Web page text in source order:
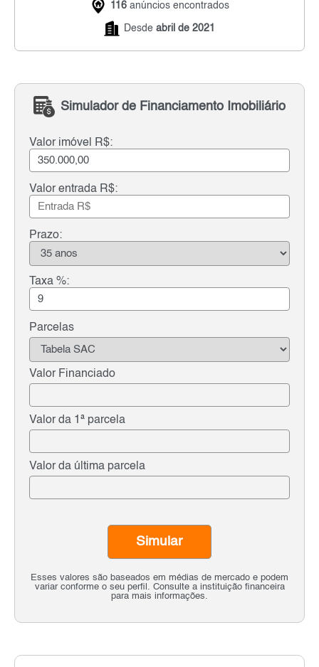
116anúncios encontrados
Desde abril de 2021
Simulador de Financiamento Imobiliário
Valor imóvel R$:
Valor entrada R$:
Prazo:
Taxa %:
Parcelas
Valor Financiado
Valor da 1ª parcela
Valor da última parcela
Esses valores são baseados em médias de mercado e podem
variar conforme o seu perfil. Consulte a instituição financeira
para mais informações.
Simular